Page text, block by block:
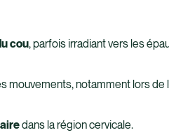
cou, parfois irradiant vers les
mouvements, notamment lors de
dans la région cervicale.